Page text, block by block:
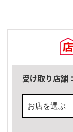
受け取り店舗：
お店を選ぶ